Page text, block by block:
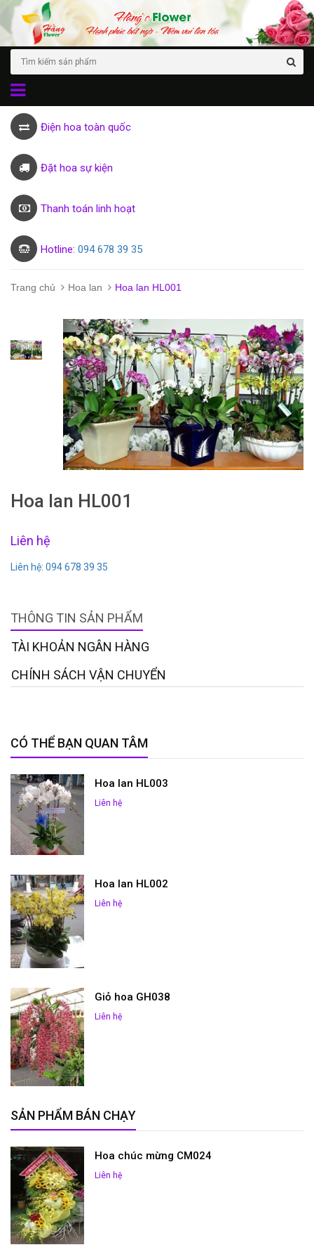
Điện hoa toàn quốc
Đặt hoa sự kiện
Thanh toán linh hoạt
Hotline: 094 678 39 35
Trang chủ Hoa lan Hoa lan HL001
Hoa lan HL001
Liên hệ
Liên hệ: 094 678 39 35
THÔNG TIN SẢN PHẨM
TÀI KHOẢN NGÂN HÀNG
CHÍNH SÁCH VẬN CHUYỂN
CÓ THỂ BẠN QUAN TÂM
Hoa lan HL003
Liên hệ
Hoa lan HL002
Liên hệ
Giỏ hoa GH038
Liên hệ
SẢN PHẨM BÁN CHẠY
Hoa chúc mừng CM024
Liên hệ